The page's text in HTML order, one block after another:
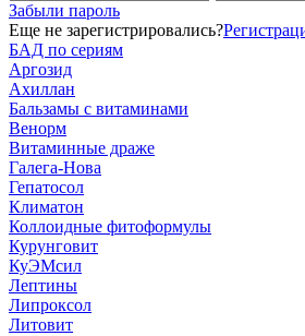
Забыли пароль
Еще не зарегистрировались?
БАД по сериям
Аргозид
Ахиллан
Бальзамы с витаминами
Венорм
Витаминные драже
Галега-Нова
Гепатосол
Климатон
Коллоидные фитоформулы
Курунговит
КуЭМсил
Лептины
Липроксол
Литовит